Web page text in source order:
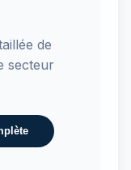
de
secteur